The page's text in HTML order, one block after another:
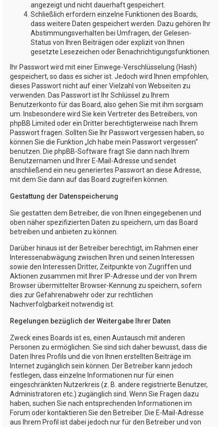
angezeigt und nicht dauerhaft gespeichert.
Schließlich erfordern einzelne Funktionen des Boards,
dass weitere Daten gespeichert werden. Dazu gehören Ihr
Abstimmungsverhalten bei Umfragen, der Gelesen-
Status von Ihren Beiträgen oder explizit von Ihnen
gesetzte Lesezeichen oder Benachrichtigungsfunktionen.
Ihr Passwort wird mit einer Einwege-Verschlüsselung (Hash)
gespeichert, so dass es sicher ist. Jedoch wird Ihnen empfohlen,
dieses Passwort nicht auf einer Vielzahl von Webseiten zu
verwenden. Das Passwort ist Ihr Schlüssel zu Ihrem
Benutzerkonto für das Board, also gehen Sie mit ihm sorgsam
um. Insbesondere wird Sie kein Vertreter des Betreibers, von
phpBB Limited oder ein Dritter berechtigterweise nach Ihrem
Passwort fragen. Sollten Sie Ihr Passwort vergessen haben, so
können Sie die Funktion „Ich habe mein Passwort vergessen“
benutzen. Die phpBB-Software fragt Sie dann nach Ihrem
Benutzernamen und Ihrer E-Mail-Adresse und sendet
anschließend ein neu generiertes Passwort an diese Adresse,
mit dem Sie dann auf das Board zugreifen können.
Gestattung der Datenspeicherung
Sie gestatten dem Betreiber, die von Ihnen eingegebenen und
oben näher spezifizierten Daten zu speichern, um das Board
betreiben und anbieten zu können.
Darüber hinaus ist der Betreiber berechtigt, im Rahmen einer
Interessenabwägung zwischen Ihren und seinen Interessen
sowie den Interessen Dritter, Zeitpunkte von Zugriffen und
Aktionen zusammen mit Ihrer IP-Adresse und der von Ihrem
Browser übermittelter Browser-Kennung zu speichern, sofern
dies zur Gefahrenabwehr oder zur rechtlichen
Nachverfolgbarkeit notwendig ist.
Regelungen bezüglich der Weitergabe Ihrer Daten
Zweck eines Boards ist es, einen Austausch mit anderen
Personen zu ermöglichen. Sie sind sich daher bewusst, dass die
Daten Ihres Profils und die von Ihnen erstellten Beiträge im
Internet zugänglich sein können. Der Betreiber kann jedoch
festlegen, dass einzelne Informationen nur für einen
eingeschränkten Nutzerkreis (z. B. andere registrierte Benutzer,
Administratoren etc.) zugänglich sind. Wenn Sie Fragen dazu
haben, suchen Sie nach entsprechenden Informationen im
Forum oder kontaktieren Sie den Betreiber. Die E-Mail-Adresse
aus Ihrem Profil ist dabei jedoch nur für den Betreiber und von